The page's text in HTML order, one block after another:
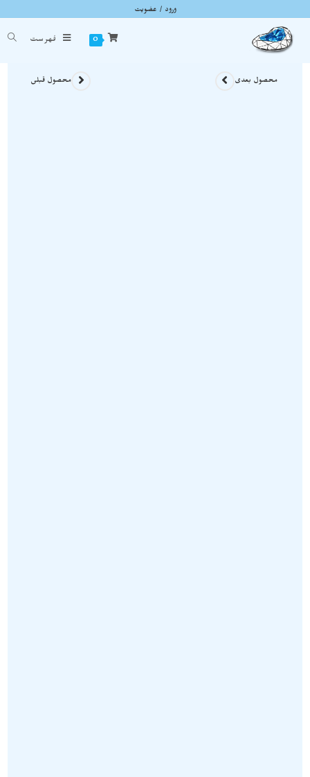
ورود / عضویت
0 فهرست شما اینجا هستید
محصول قبلی محصول بعدی